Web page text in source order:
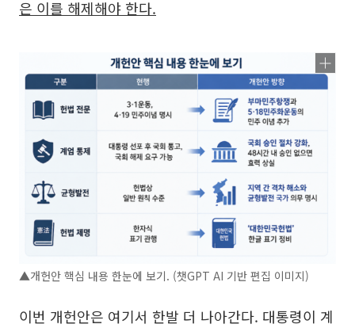
은 이를 해제해야 한다.
▲개헌안 핵심 내용 한눈에 보기. (챗GPT AI 기반 편집 이미지)
이번 개헌안은 여기서 한발 더 나아간다. 대통령이 계